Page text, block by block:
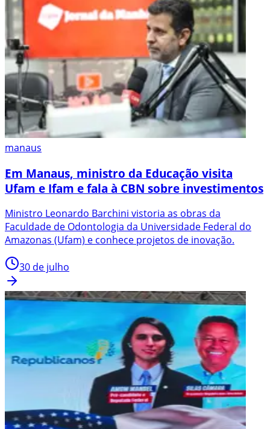
manaus
Em Manaus, ministro da Educação visita
Ufam e Ifam e fala à CBN sobre investimentos
Ministro Leonardo Barchini vistoria as obras da
Faculdade de Odontologia da Universidade Federal do
Amazonas (Ufam) e conhece projetos de inovação.
30 de julho